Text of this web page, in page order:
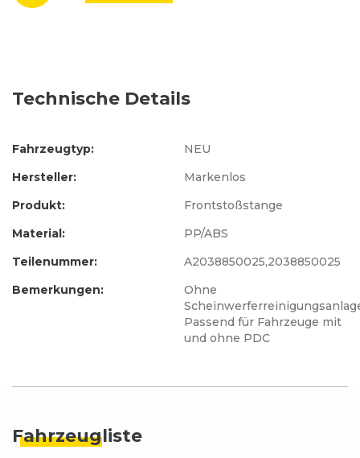
Technische Details
Hersteller:
Markenlos
Produkt:
Frontstoßstange
Fahrzeugtyp: NEU
Material:
PP/ABS
Teilenummer:
A2038850025,2038850025
Bemerkungen:
Ohne
Passend für Fahrzeuge mit
und ohne PDC
Fahrzeugliste